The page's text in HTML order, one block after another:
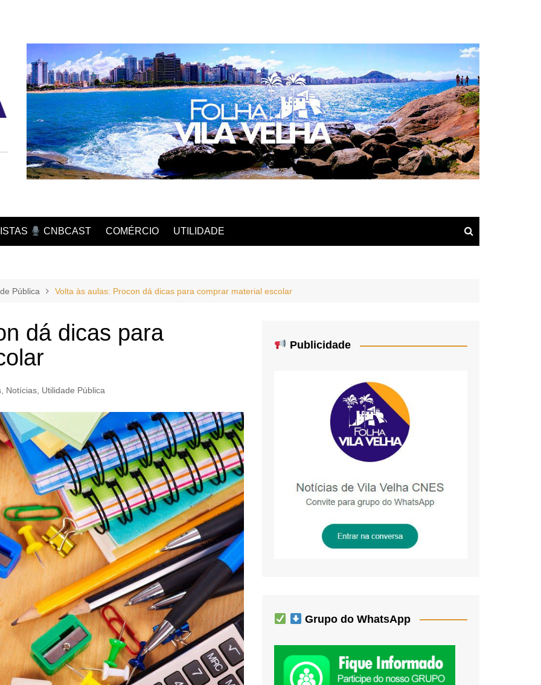
CNBCAST COMÉRCIO UTILIDADE
Pública Volta às aulas: Procon dá dicas para comprar material escolar
dá dicas para
, Notícias, Utilidade Pública
Publicidade
Grupo do WhatsApp